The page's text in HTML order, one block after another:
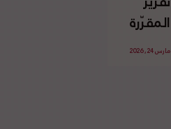
المقرّرة
الخاصة
مارس 24, 2026